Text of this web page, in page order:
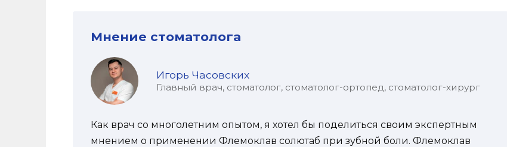
Мнение стоматолога
Игорь Часовских
Главный врач, стоматолог, стоматолог-ортопед, стоматолог-хирург
Как врач со многолетним опытом, я хотел бы поделиться своим экспертным
мнением о применении Флемоклав солютаб при зубной боли. Флемоклав